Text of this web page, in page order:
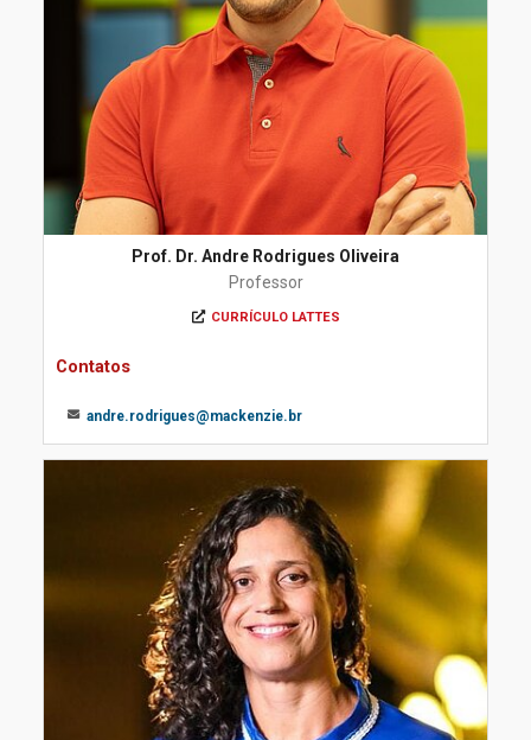
Prof. Dr. Andre Rodrigues Oliveira
Professor
CURRÍCULO LATTES
Contatos
andre.rodrigues@mackenzie.br